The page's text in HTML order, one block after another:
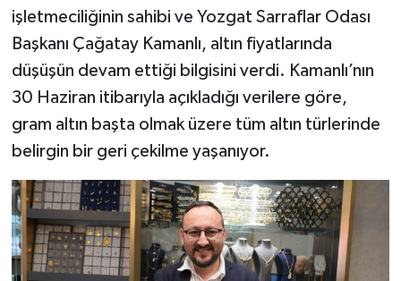
işletmeciliğinin sahibi ve Yozgat Sarraflar Odası
Başkanı Çağatay Kamanlı, altın fiyatlarında
düşüşün devam ettiği bilgisini verdi. Kamanlı’nın
30 Haziran itibarıyla açıkladığı verilere göre,
gram altın başta olmak üzere tüm altın türlerinde
belirgin bir geri çekilme yaşanıyor.